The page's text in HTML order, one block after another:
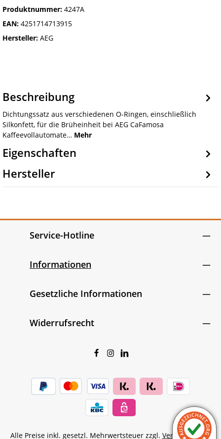
Produktnummer: 4247A
EAN: 4251714713915
Hersteller: AEG
Beschreibung
Dichtungssatz aus verschiedenen O-Ringen, einschließlich
Silkonfett, für die Brüheinheit bei AEG CaFamosa
Kaffeevollautomate… Mehr
Eigenschaften
Hersteller
Service-Hotline
Informationen
Gesetzliche Informationen
Widerrufsrecht
Alle Preise inkl. gesetzl. Mehrwertsteuer zzgl. Versandkosten